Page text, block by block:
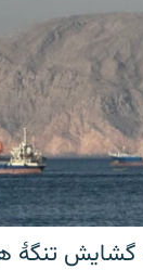
گشایش تنگهٔ